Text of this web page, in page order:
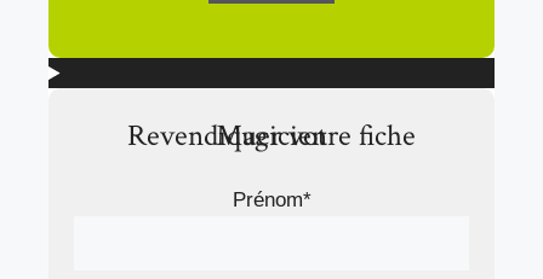
Revendiquer votre fiche Magicien
Prénom*